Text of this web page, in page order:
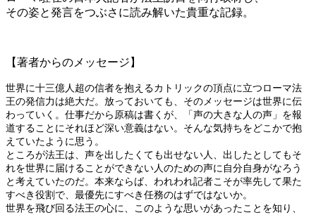
その姿と発言をつぶさに読み解いた貴重な記録。
【著者からのメッセージ】
世界に十三億人超の信者を抱えるカトリックの頂点に立つローマ法
王の発信力は絶大だ。放っておいても、そのメッセージは世界に伝
わっていく。仕事だから原稿は書くが、「声の大きな人の声」を報
道することにそれほど深い意義はない。そんな気持ちをどこかで抱
えていたように思う。
ところが法王は、声を出したくても出せない人、出したとしてもそ
れを世界に届けることができない人のための声に自分自身がなろう
と考えていたのだ。本来ならば、われわれ記者こそが率先して果た
すべき役割で、最優先にすべき任務のはずではないか。
世界を飛び回る法王の心に、このような思いがあったことを知り、